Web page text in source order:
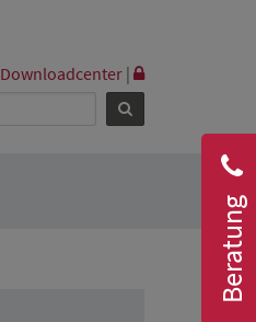
Downloadcenter |
Beratung